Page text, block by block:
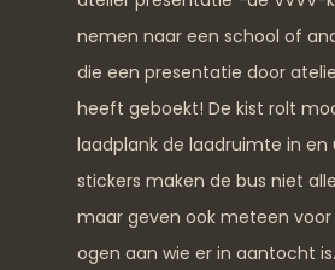
nemen naar een school of
die een presentatie door
heeft geboekt! De kist rolt
laadplank de laadruimte in en
stickers maken de bus niet
maar geven ook meteen voor
ogen aan wie er in aantocht is.